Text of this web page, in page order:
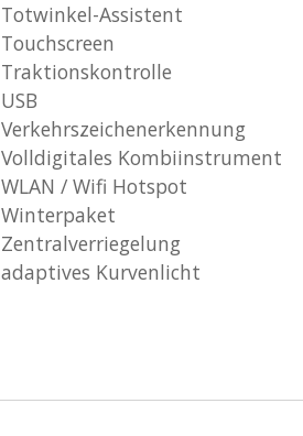
Totwinkel-Assistent
Touchscreen
Traktionskontrolle
USB
Verkehrszeichenerkennung
Volldigitales Kombiinstrument
WLAN / Wifi Hotspot
Winterpaket
Zentralverriegelung
adaptives Kurvenlicht